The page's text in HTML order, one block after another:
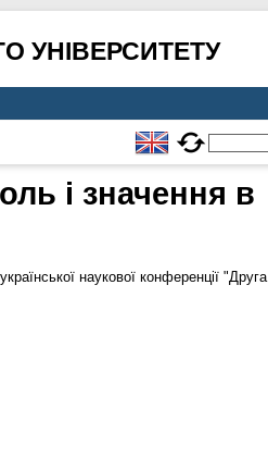
УНІВЕРСИТЕТУ
і значення в
наукової конференції "Друга